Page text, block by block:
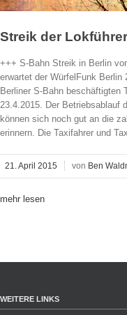
Streik der
+++ S-Bahn Streik in Berlin
erwartet der WürfelFunk
Berliner S-Bahn beschäftigten
23.4.2015. Der Betriebsablauf
können sich noch gut an die
erinnern. Die Taxifahrer und
21. April 2015 von Ben
mehr lesen
WEITERE LINKS